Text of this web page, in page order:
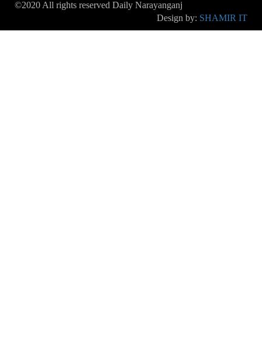
©2020 All rights reserved Daily Narayanganj
Design by: SHAMIR IT